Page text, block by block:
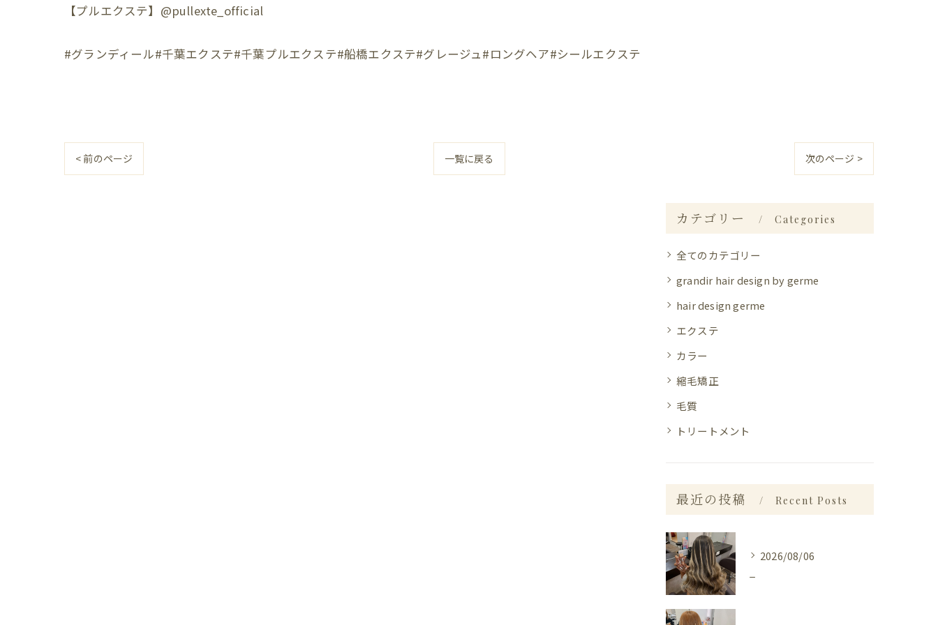
【プルエクステ】@pullexte_official
#グランディール#千葉エクステ#千葉プルエクステ#船橋エクステ#グレージュ#ロングヘア#シールエクステ
< 前のページ 一覧に戻る 次のページ >
カテゴリー Categories
全てのカテゴリー
grandir hair design by germe
hair design germe
エクステ
カラー
縮毛矯正
毛質
トリートメント
最近の投稿 Recent Posts
2026/08/06